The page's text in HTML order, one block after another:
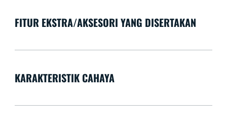
FITUR EKSTRA/AKSESORI YANG DISERTAKAN
KARAKTERISTIK CAHAYA